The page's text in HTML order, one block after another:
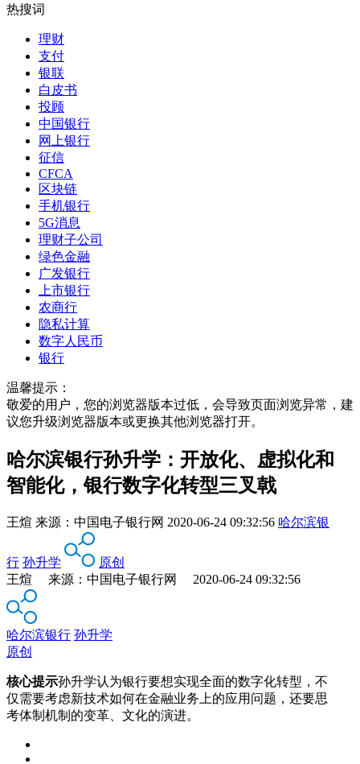
热搜词
理财
支付
银联
白皮书
投顾
中国银行
网上银行
征信
CFCA
区块链
手机银行
5G消息
理财子公司
绿色金融
广发银行
上市银行
农商行
隐私计算
数字人民币
银行
温馨提示：
敬爱的用户，您的浏览器版本过低，会导致页面浏览异常，建
议您升级浏览器版本或更换其他浏览器打开。
哈尔滨银行孙升学：开放化、虚拟化和
智能化，银行数字化转型三叉戟
王煊 来源： 中国电子银行网 2020-06-24 09:32:56 哈尔滨银
行 孙升学
原创
王煊 来源：中国电子银行网 2020-06-24 09:32:56
哈尔滨银行 孙升学
原创
核心提示孙升学认为银行要想实现全面的数字化转型，不
仅需要考虑新技术如何在金融业务上的应用问题，还要思
考体制机制的变革、文化的演进。